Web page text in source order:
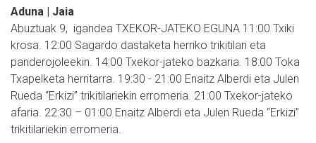
Aduna | Jaia
Abuztuak 9, igandea TXEKOR-JATEKO EGUNA 11:00 Txiki
krosa. 12:00 Sagardo dastaketa herriko trikitilari eta
panderojoleekin. 14:00 Txekor-jateko bazkaria. 18:00 Toka
Txapelketa herritarra. 19:30 - 21:00 Enaitz Alberdi eta Julen
Rueda “Erkizi” trikitilariekin erromeria. 21:00 Txekor-jateko
afaria. 22:30 – 01:00 Enaitz Alberdi eta Julen Rueda “Erkizi”
trikitilariekin erromeria.